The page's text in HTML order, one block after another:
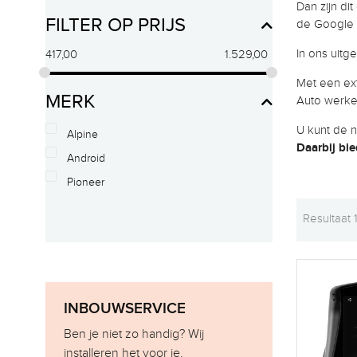
FILTER OP PRIJS
417,00 1.529,00
MERK
Alpine
Android
Pioneer
INBOUWSERVICE
Ben je niet zo handig? Wij
installeren het voor je.
Dan zijn
de Google
In ons
Met een
Auto
U kunt de
Daarbij
Resultaat